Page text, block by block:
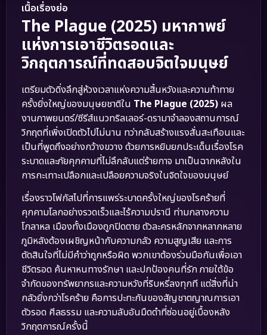
เนื้อเรื่องย่อ
The Plague (2025) มหากาพย์
แห่งการเอาชีวิตรอดและ
วิกฤตการณ์ที่ทดสอบจิตใจมนุษย์
เตรียมตัวดิ่งลึกสู่ห้วงเวลาแห่งความสิ้นหวังและความท้าทาย
ครั้งยิ่งใหญ่ของมนุษยชาติใน The Plague (2025) ผล
งานภาพยนตร์/ซีรีส์แนวทริลเลอร์-ดรามาจำลองสถานการณ์
วิกฤตที่เพิ่งเปิดตัวไปไม่นาน ทว่ากลับสร้างแรงสั่นสะเทือนและ
เป็นที่พูดถึงอย่างกว้างขวาง ด้วยการหยิบยกประเด็นเรื่องโรค
ระบาดและภัยคุกคามที่ไม่ลึกลับแต่ร้ายกาจ มาเป็นฉากหลังใน
การกะเทาะเปลือกและเปลือยความจริงในจิตใจของมนุษย์
เรื่องราวโฟกัสไปที่การแพร่ระบาดครั้งใหญ่ของโรคร้ายที่
คุกคามโลกอย่างรวดเร็วและไร้ความปรานี ท่ามกลางความ
โกลาหล เมืองทั้งเมืองถูกปิดตาย ตัวละครหลักจากหลากหลาย
ภูมิหลังต้องเผชิญหน้ากับความกลัว ความสูญเสีย และการ
ตัดสินใจที่ไม่มีคำว่าถูกหรือผิด พวกเขาต้องร่วมมือกันเพื่อเอา
ชีวิตรอด ค้นหาหนทางรักษา และปกป้องคนที่รัก ภายใต้ข้อ
จำกัดของทรัพยากรและความหวังที่ริบหรี่ลงทุกที แต่สิ่งที่น่า
กลัวยิ่งกว่าโรคร้าย คือการปะทะกันของสัญชาตญาณการเอา
ตัวรอด ศีลธรรม และความลับอันมืดดำที่ซ่อนอยู่เบื้องหลัง
วิกฤตการณ์ครั้งนี้